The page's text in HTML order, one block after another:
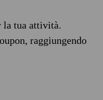
la tua attività.
raggiungendo